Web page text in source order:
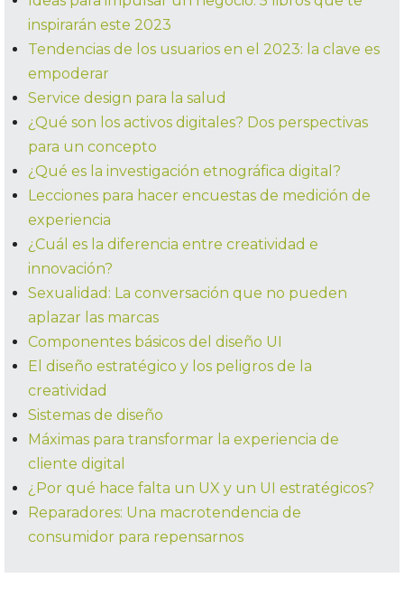
inspirarán este 2023
Tendencias de los usuarios en el 2023: la clave es
empoderar
Service design para la salud
¿Qué son los activos digitales? Dos perspectivas
para un concepto
¿Qué es la investigación etnográfica digital?
Lecciones para hacer encuestas de medición de
experiencia
¿Cuál es la diferencia entre creatividad e
innovación?
Sexualidad: La conversación que no pueden
aplazar las marcas
Componentes básicos del diseño UI
El diseño estratégico y los peligros de la
creatividad
Sistemas de diseño
Máximas para transformar la experiencia de
cliente digital
¿Por qué hace falta un UX y un UI estratégicos?
Reparadores: Una macrotendencia de
consumidor para repensarnos